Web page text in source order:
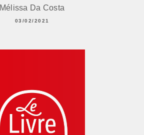
Mélissa Da Costa
03/02/2021